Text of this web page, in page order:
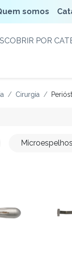
somos
POR
Cirurgia
Microespelhos